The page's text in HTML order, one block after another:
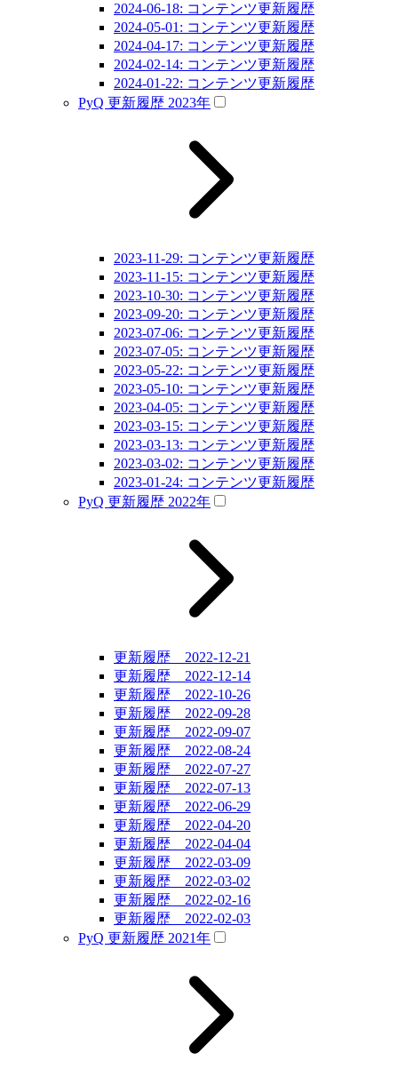
2024-06-18: コンテンツ更新履歴
2024-05-01: コンテンツ更新履歴
2024-04-17: コンテンツ更新履歴
2024-02-14: コンテンツ更新履歴
2024-01-22: コンテンツ更新履歴
PyQ 更新履歴 2023年
2023-11-29: コンテンツ更新履歴
2023-11-15: コンテンツ更新履歴
2023-10-30: コンテンツ更新履歴
2023-09-20: コンテンツ更新履歴
2023-07-06: コンテンツ更新履歴
2023-07-05: コンテンツ更新履歴
2023-05-22: コンテンツ更新履歴
2023-05-10: コンテンツ更新履歴
2023-04-05: コンテンツ更新履歴
2023-03-15: コンテンツ更新履歴
2023-03-13: コンテンツ更新履歴
2023-03-02: コンテンツ更新履歴
2023-01-24: コンテンツ更新履歴
PyQ 更新履歴 2022年
更新履歴 2022-12-21
更新履歴 2022-12-14
更新履歴 2022-10-26
更新履歴 2022-09-28
更新履歴 2022-09-07
更新履歴 2022-08-24
更新履歴 2022-07-27
更新履歴 2022-07-13
更新履歴 2022-06-29
更新履歴 2022-04-20
更新履歴 2022-04-04
更新履歴 2022-03-09
更新履歴 2022-03-02
更新履歴 2022-02-16
更新履歴 2022-02-03
PyQ 更新履歴 2021年